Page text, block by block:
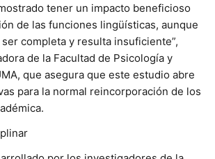
tener un impacto beneficioso
de las funciones lingüísticas, aunque
completa y resulta insuficiente”,
de la Facultad de Psicología y
que asegura que este estudio abre
para la normal reincorporación de los